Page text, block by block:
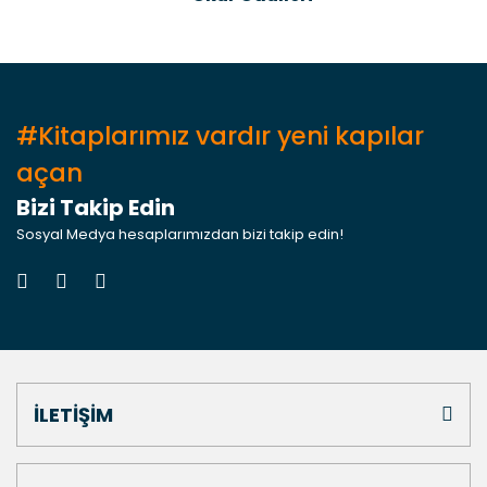
#Kitaplarımız vardır yeni kapılar
açan
Bizi Takip Edin
Sosyal Medya hesaplarımızdan bizi takip edin!
İLETİŞİM